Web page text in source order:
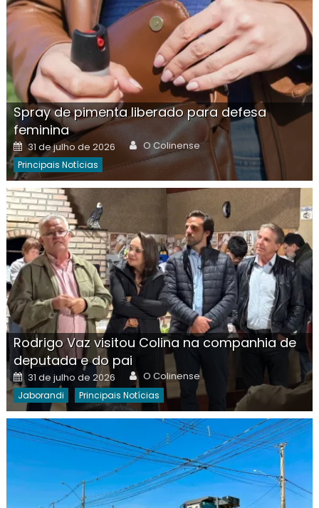
Spray de pimenta liberado para defesa
feminina
Posted
on
31 de julho de 2026 Author
O Colinense
Principais Notícias
Rodrigo Vaz visitou Colina na companhia de
deputada e do pai
Posted
on
31 de julho de 2026 Author
O Colinense
Jaborandi Principais Notícias